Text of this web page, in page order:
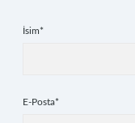
İsim*
E-Posta*